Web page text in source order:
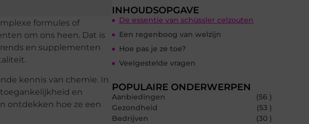
formules of
om ons heen. Dat is
en supplementen
kennis van chemie. In
en
ontdekken hoe ze een
INHOUDSOPGAVE
De essentie van schüssler celzouten
Een regenboog van welzijn
Hoe pas je ze toe?
Veelgestelde vragen
POPULAIRE ONDERWERPEN
Aanbiedingen
(56 )
Gezondheid
(53 )
Bedrijven
(30 )